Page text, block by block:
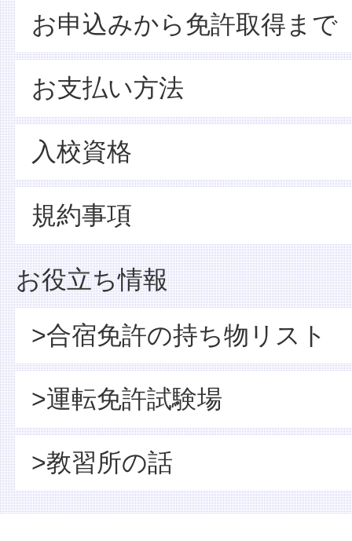
お申込みから免許取得まで
お支払い方法
入校資格
規約事項
お役立ち情報
>合宿免許の持ち物リスト
>運転免許試験場
>教習所の話